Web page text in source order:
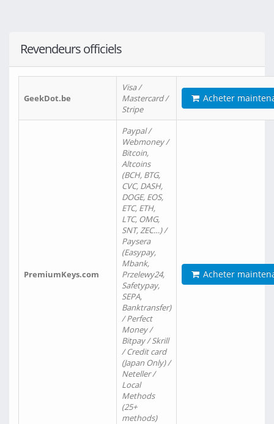
Revendeurs officiels
GeekDot.be
Visa /
Mastercard /
Stripe
Acheter
PremiumKeys.com
Paypal /
Webmoney /
Bitcoin,
Altcoins
(BCH, BTG,
CVC, DASH,
DOGE, EOS,
ETC, ETH,
LTC, OMG,
SNT, ZEC…) /
Paysera
(Easypay,
Mbank,
Przelewy24,
Safetypay,
SEPA,
Banktransfer)
/ Perfect
Money /
Bitpay / Skrill
/ Credit card
(Japan Only) /
Neteller /
Local
Methods
(25+
methods)
Acheter